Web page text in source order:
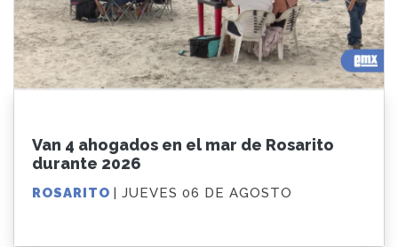
Van 4 ahogados en el mar de Rosarito
durante 2026
ROSARITO | JUEVES 06 DE AGOSTO